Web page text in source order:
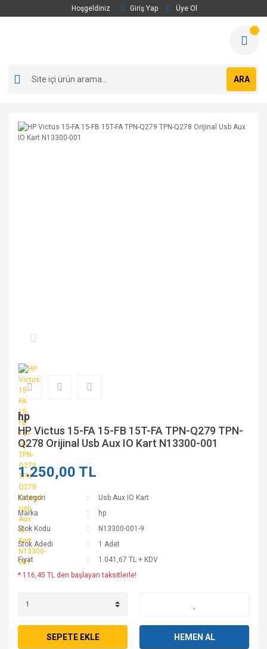
Hoşgeldiniz Giriş Yap Üye Ol
ARA
hp
HP Victus 15-FA 15-FB 15T-FA TPN-Q279 TPN-
Q278 Orijinal Usb Aux IO Kart N13300-001
1.250,00 TL
Kategori
Usb Aux IO Kart
Marka
hp
Stok Kodu
N13300-001-9
Stok Adedi
1 Adet
Fiyat
1.041,67 TL + KDV
* 116,45 TL den başlayan taksitlerle!
SEPETE EKLE HEMEN AL